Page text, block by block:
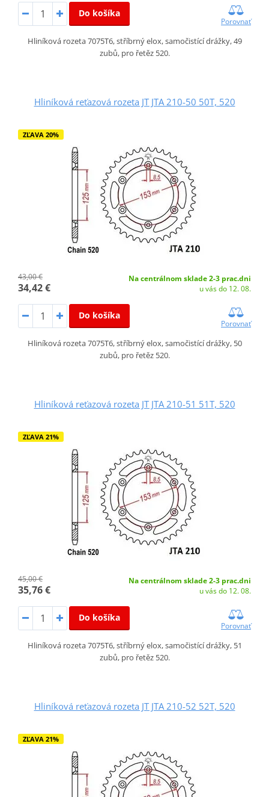
Do košíka
Porovnať
Hliníková rozeta 7075T6, stříbrný elox, samočistící drážky, 49
zubů, pro řetěz 520.
Hliníková reťazová rozeta JT JTA 210-50 50T, 520
ZĽAVA 20%
43,00 €
34,42 €
Na centrálnom sklade 2-3 prac.dni
u vás do 12. 08.
Do košíka
Porovnať
Hliníková rozeta 7075T6, stříbrný elox, samočistící drážky, 50
zubů, pro řetěz 520.
Hliníková reťazová rozeta JT JTA 210-51 51T, 520
ZĽAVA 21%
45,00 €
35,76 €
Na centrálnom sklade 2-3 prac.dni
u vás do 12. 08.
Do košíka
Porovnať
Hliníková rozeta 7075T6, stříbrný elox, samočistící drážky, 51
zubů, pro řetěz 520.
Hliníková reťazová rozeta JT JTA 210-52 52T, 520
ZĽAVA 21%